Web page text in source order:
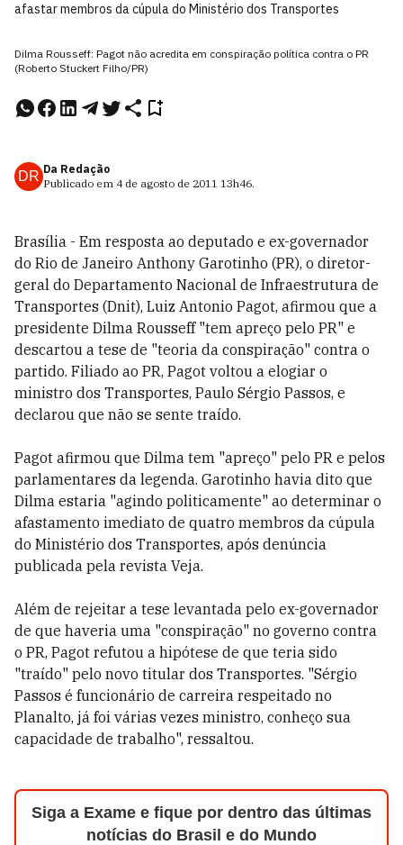
afastar membros da cúpula do Ministério dos Transportes
Dilma Rousseff: Pagot não acredita em conspiração política contra o PR
(Roberto Stuckert Filho/PR)
DR Da Redação
Publicado em 4 de agosto de 2011 13h46.
Brasília - Em resposta ao deputado e ex-governador
do Rio de Janeiro Anthony Garotinho (PR), o diretor-
geral do Departamento Nacional de Infraestrutura de
Transportes (Dnit), Luiz Antonio Pagot, afirmou que a
presidente Dilma Rousseff "tem apreço pelo PR" e
descartou a tese de "teoria da conspiração" contra o
partido. Filiado ao PR, Pagot voltou a elogiar o
ministro dos Transportes, Paulo Sérgio Passos, e
declarou que não se sente traído.
Pagot afirmou que Dilma tem "apreço" pelo PR e pelos
parlamentares da legenda. Garotinho havia dito que
Dilma estaria "agindo politicamente" ao determinar o
afastamento imediato de quatro membros da cúpula
do Ministério dos Transportes, após denúncia
publicada pela revista Veja.
Além de rejeitar a tese levantada pelo ex-governador
de que haveria uma "conspiração" no governo contra
o PR, Pagot refutou a hipótese de que teria sido
"traído" pelo novo titular dos Transportes. "Sérgio
Passos é funcionário de carreira respeitado no
Planalto, já foi várias vezes ministro, conheço sua
capacidade de trabalho", ressaltou.
Siga a Exame e fique por dentro das últimas
notícias do Brasil e do Mundo